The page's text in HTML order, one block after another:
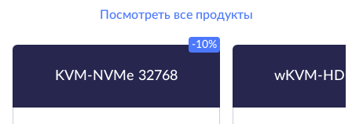
Посмотреть все продукты
KVM-NVMe 32768
-10%
wKVM-